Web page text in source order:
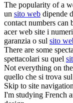
The popularity of a
un sito web dipende
contact numbers can
acerweb site i
garanzia o sul sito
There are some
spettacolari su quel
Not everything on the
quello che si trova sul
Skip to site
I'm studying French